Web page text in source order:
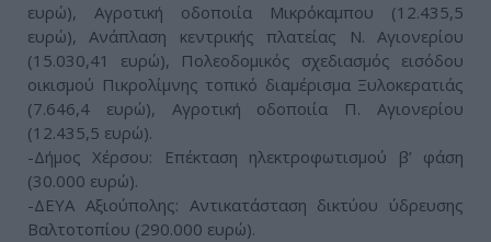
ευρώ), Αγροτική οδοποιία Μικρόκαμπου (12.435,5
ευρώ), Ανάπλαση κεντρικής πλατείας Ν. Αγιονερίου
(15.030,41 ευρώ), Πολεοδομικός σχεδιασμός εισόδου
οικισμού Πικρολίμνης τοπικό διαμέρισμα Ξυλοκερατιάς
(7.646,4 ευρώ), Αγροτική οδοποιία Π. Αγιονερίου
(12.435,5 ευρώ).
-Δήμος Χέρσου: Επέκταση ηλεκτροφωτισμού β’ φάση
(30.000 ευρώ).
-ΔΕΥΑ Αξιούπολης: Αντικατάσταση δικτύου ύδρευσης
Βαλτοτοπίου (290.000 ευρώ).